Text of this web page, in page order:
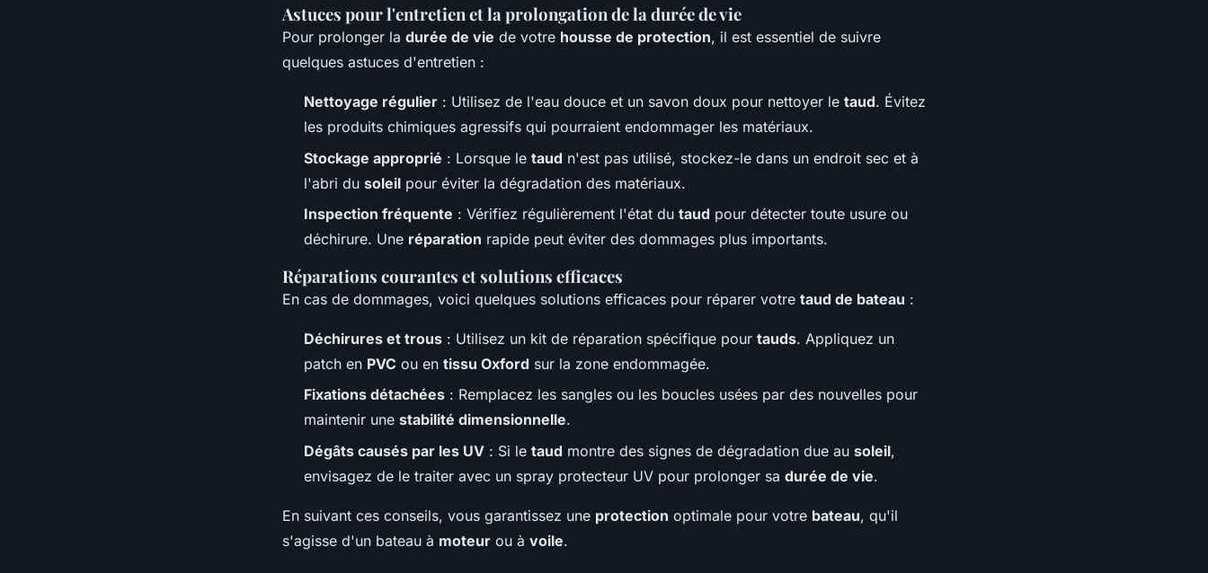
Astuces pour l'entretien et la prolongation de la durée de vie
Pour prolonger la durée de vie de votre housse de protection, il est essentiel de suivre
quelques astuces d'entretien :
Nettoyage régulier : Utilisez de l'eau douce et un savon doux pour nettoyer le taud. Évitez
les produits chimiques agressifs qui pourraient endommager les matériaux.
Stockage approprié : Lorsque le taud n'est pas utilisé, stockez-le dans un endroit sec et à
l'abri du soleil pour éviter la dégradation des matériaux.
Inspection fréquente : Vérifiez régulièrement l'état du taud pour détecter toute usure ou
déchirure. Une réparation rapide peut éviter des dommages plus importants.
Réparations courantes et solutions efficaces
En cas de dommages, voici quelques solutions efficaces pour réparer votre taud de bateau :
Déchirures et trous : Utilisez un kit de réparation spécifique pour tauds. Appliquez un
patch en PVC ou en tissu Oxford sur la zone endommagée.
Fixations détachées : Remplacez les sangles ou les boucles usées par des nouvelles pour
maintenir une stabilité dimensionnelle.
Dégâts causés par les UV : Si le taud montre des signes de dégradation due au soleil,
envisagez de le traiter avec un spray protecteur UV pour prolonger sa durée de vie.
En suivant ces conseils, vous garantissez une protection optimale pour votre bateau, qu'il
s'agisse d'un bateau à moteur ou à voile.